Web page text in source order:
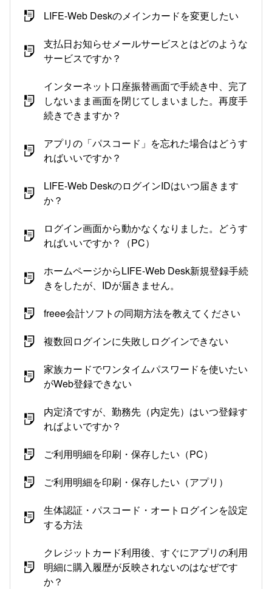
LIFE-Web Deskのメインカードを変更したい
支払日お知らせメールサービスとはどのような
サービスですか？
インターネット口座振替画面で手続き中、完了
しないまま画面を閉じてしまいました。再度手
続きできますか？
アプリの「パスコード」を忘れた場合はどうす
ればいいですか？
LIFE-Web DeskのログインIDはいつ届きます
か？
ログイン画面から動かなくなりました。どうす
ればいいですか？（PC）
ホームページからLIFE-Web Desk新規登録手続
きをしたが、IDが届きません。
freee会計ソフトの同期方法を教えてください
複数回ログインに失敗しログインできない
家族カードでワンタイムパスワードを使いたい
がWeb登録できない
内定済ですが、勤務先（内定先）はいつ登録す
ればよいですか？
ご利用明細を印刷・保存したい（PC）
ご利用明細を印刷・保存したい（アプリ）
生体認証・パスコード・オートログインを設定
する方法
クレジットカード利用後、すぐにアプリの利用
明細に購入履歴が反映されないのはなぜです
か？